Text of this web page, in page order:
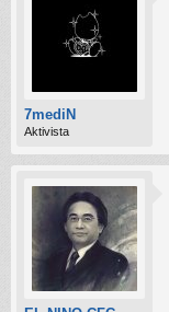
7mediN
Aktivista